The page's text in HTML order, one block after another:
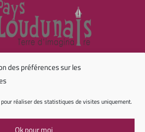
des préférences sur les
réaliser des statistiques de visites uniquement.
Ok pour moi